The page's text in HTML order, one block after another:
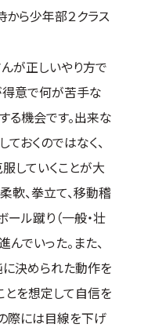
から少年部２クラス
が正しいやり方で
得意で何が苦手な
る機会です。出来な
おくのではなく、
していくことが大
軟、拳立て、移動稽
ール蹴り（一般・壮
んでいった。また、
決められた動作を
とを想定して自信を
の際には目線を下げ